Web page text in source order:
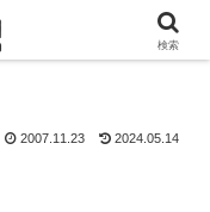
ス×パートの毎日
2007.11.23 2024.05.14
検索